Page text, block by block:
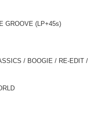
GROOVE (LP+45s)
/ BOOGIE / RE-EDIT